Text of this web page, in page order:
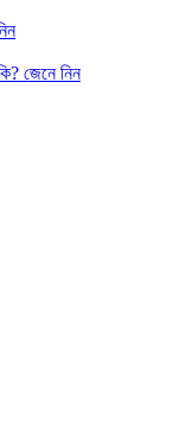
জেনে নিন